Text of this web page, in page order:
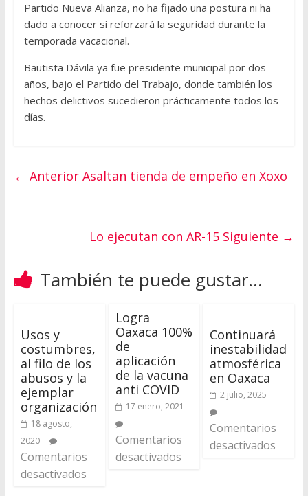
Partido Nueva Alianza, no ha fijado una postura ni ha
dado a conocer si reforzará la seguridad durante la
temporada vacacional.
Bautista Dávila ya fue presidente municipal por dos
años, bajo el Partido del Trabajo, donde también los
hechos delictivos sucedieron prácticamente todos los
días.
← AnteriorAsaltan tienda de empeño en Xoxo
Lo ejecutan con AR-15 Siguiente →
También te puede gustar...
Usos y
costumbres,
al filo de los
abusos y la
ejemplar
organización
18 agosto,
2020
Comentarios
desactivados
Logra
Oaxaca 100%
de
aplicación
de la vacuna
anti COVID
17 enero, 2021
Comentarios
desactivados
Continuará
inestabilidad
atmosférica
en Oaxaca
2 julio, 2025
Comentarios
desactivados